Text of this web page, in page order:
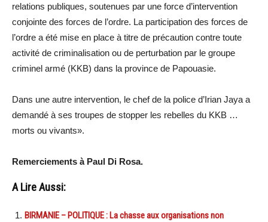
relations publiques, soutenues par une force d’intervention
conjointe des forces de l’ordre. La participation des forces de
l’ordre a été mise en place à titre de précaution contre toute
activité de criminalisation ou de perturbation par le groupe
criminel armé (KKB) dans la province de Papouasie.
Dans une autre intervention, le chef de la police d’Irian Jaya a
demandé à ses troupes de stopper les rebelles du KKB …
morts ou vivants».
Remerciements à Paul Di Rosa.
A Lire Aussi:
BIRMANIE – POLITIQUE : La chasse aux organisations non